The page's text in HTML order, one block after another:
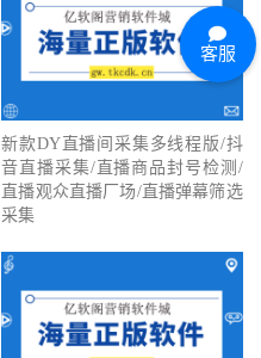
新款DY直播间采集多线程版/抖
音直播采集/直播商品封号检测/
直播观众直播厂场/直播弹幕筛选
采集
客服